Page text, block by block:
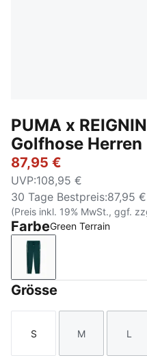
PUMA x
Golfhose Herren
87,95 €
UVP:108,95 €
30 Tage Bestpreis:87,95 €
(Preis inkl. 19% MwSt., ggf.
FarbeGreen Terrain
Green Terrain
Grösse
Größe
S
Größe
M L